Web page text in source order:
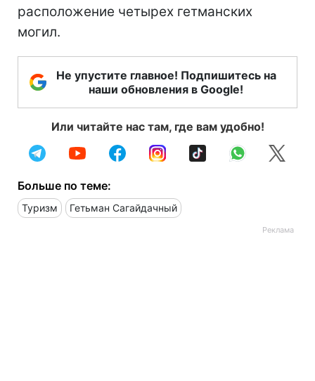
расположение четырех гетманских
могил.
Не упустите главное! Подпишитесь на
наши обновления в Google!
Или читайте нас там, где вам удобно!
Больше по теме:
Туризм Гетьман Сагайдачный